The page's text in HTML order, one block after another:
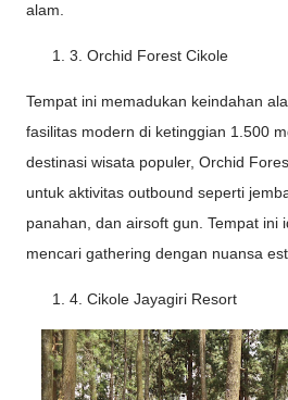
alam.
3. Orchid Forest Cikole
Tempat ini memadukan keindahan
fasilitas modern di ketinggian 1.500
destinasi wisata populer, Orchid
untuk aktivitas outbound seperti
panahan, dan airsoft gun. Tempat ini
mencari gathering dengan nuansa
4. Cikole Jayagiri Resort